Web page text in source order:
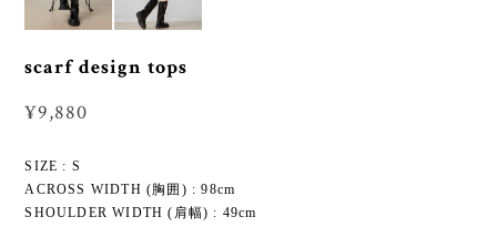
scarf design tops
¥9,880
SIZE : S
ACROSS WIDTH (胸囲) : 98cm
SHOULDER WIDTH (肩幅) : 49cm